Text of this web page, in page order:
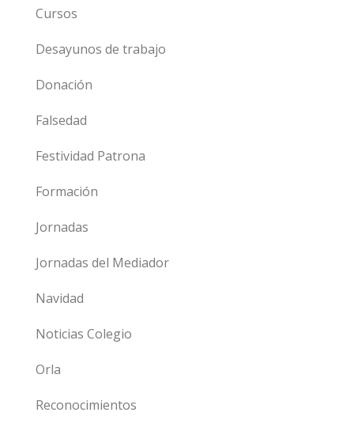
Cursos
Desayunos de trabajo
Donación
Falsedad
Festividad Patrona
Formación
Jornadas
Jornadas del Mediador
Navidad
Noticias Colegio
Orla
Reconocimientos